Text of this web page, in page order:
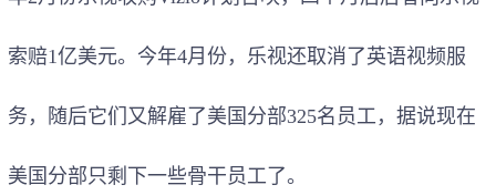
索赔1亿美元。今年4月份，乐视还取消了英语视频服
务，随后它们又解雇了美国分部325名员工，据说现在
美国分部只剩下一些骨干员工了。